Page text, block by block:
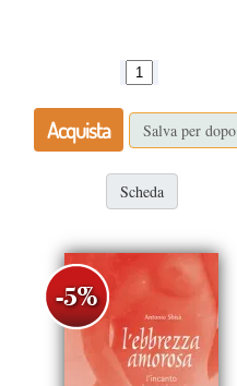
Acquista Salva per dopo
Scheda